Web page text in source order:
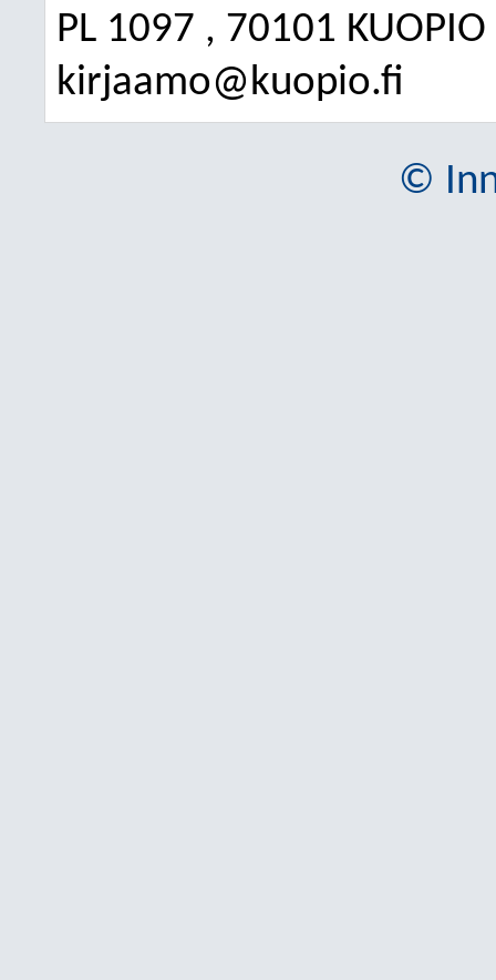
PL 1097 , 70101
kirjaamo@kuopio.fi
©